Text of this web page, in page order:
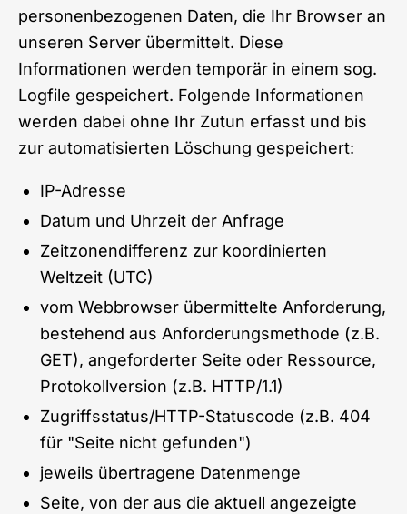
personenbezogenen Daten, die Ihr Browser an
unseren Server übermittelt. Diese
Informationen werden temporär in einem sog.
Logfile gespeichert. Folgende Informationen
werden dabei ohne Ihr Zutun erfasst und bis
zur automatisierten Löschung gespeichert:
IP-Adresse
Datum und Uhrzeit der Anfrage
Zeitzonendifferenz zur koordinierten
Weltzeit (UTC)
vom Webbrowser übermittelte Anforderung,
bestehend aus Anforderungsmethode (z.B.
GET), angeforderter Seite oder Ressource,
Protokollversion (z.B. HTTP/1.1)
Zugriffsstatus/HTTP-Statuscode (z.B. 404
für "Seite nicht gefunden")
jeweils übertragene Datenmenge
Seite, von der aus die aktuell angezeigte